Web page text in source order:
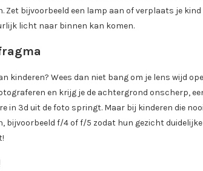
Zet bijvoorbeeld een lamp aan of verplaats je
licht naar binnen kan komen.
kinderen? Wees dan niet bang om je lens wijd
en krijg je de achtergrond onscherp,
in 3d uit de foto springt. Maar bij kinderen die
bijvoorbeeld f/4 of f/5 zodat hun gezicht